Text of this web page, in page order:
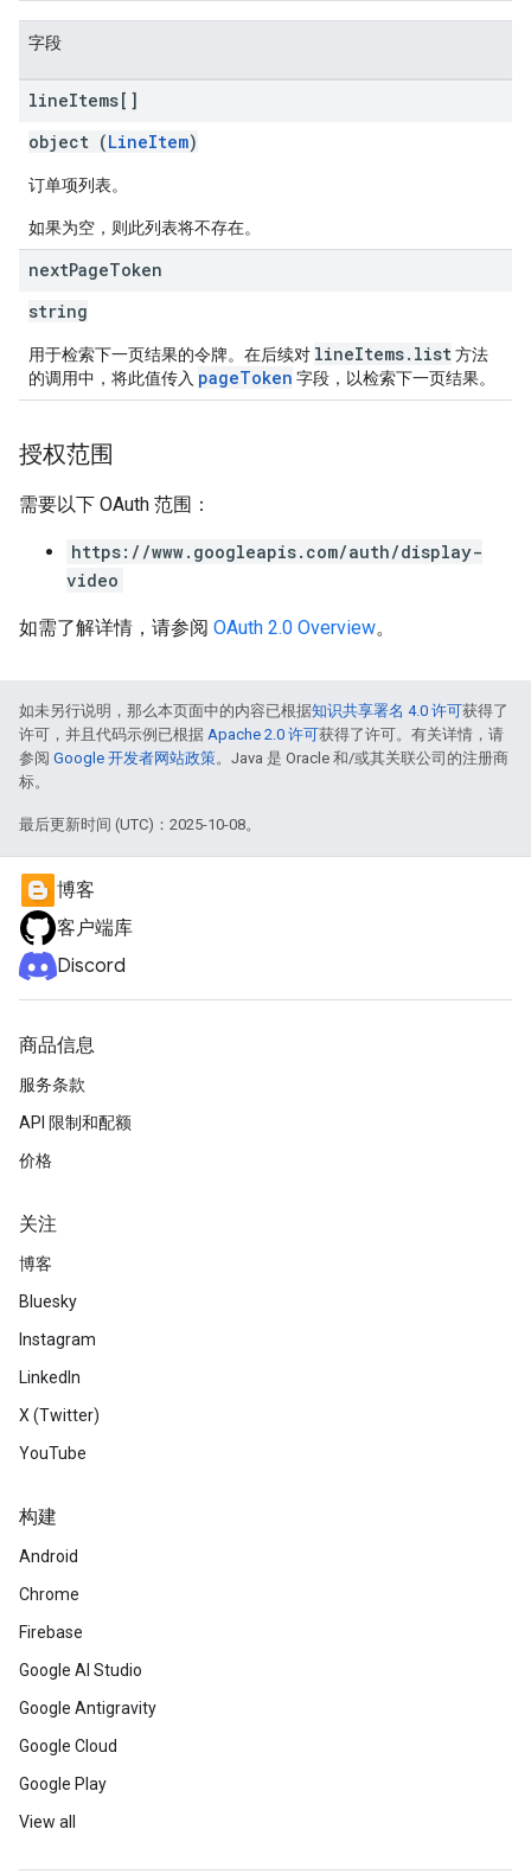
字段
lineItems[]
object (LineItem)
订单项列表。
如果为空，则此列表将不存在。
nextPageToken
string
用于检索下一页结果的令牌。在后续对 lineItems.list方法
的调用中，将此值传入 pageToken 字段，以检索下一页结果。
授权范围
需要以下 OAuth 范围：
https://www.googleapis.com/auth/display-
video
如需了解详情，请参阅 OAuth 2.0 Overview。
如未另行说明，那么本页面中的内容已根据知识共享署名 4.0 许可获得了
许可，并且代码示例已根据 Apache 2.0 许可获得了许可。有关详情，请
参阅 Google 开发者网站政策。Java 是 Oracle 和/或其关联公司的注册商
标。
最后更新时间 (UTC)：2025-10-08。
博客
客户端库
Discord
商品信息
服务条款
API 限制和配额
价格
关注
博客
Bluesky
Instagram
LinkedIn
X (Twitter)
YouTube
构建
Android
Chrome
Firebase
Google AI Studio
Google Antigravity
Google Cloud
Google Play
View all